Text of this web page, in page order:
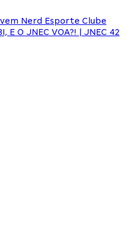
Nerd Esporte Clube
E O JNEC VOA?! | JNEC 42